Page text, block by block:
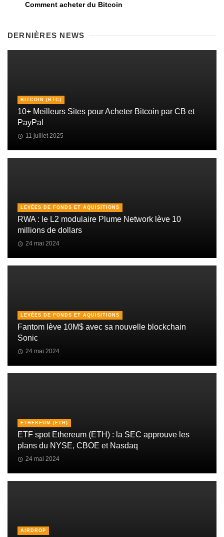
Comment acheter du Bitcoin
DERNIÈRES NEWS
BITCOIN (BTC)
10+ Meilleurs Sites pour Acheter Bitcoin par CB et
PayPal
11 juillet 2025
LEVÉES DE FONDS ET AQUISITIONS
RWA : le L2 modulaire Plume Network lève 10
millions de dollars
24 mai 2024
LEVÉES DE FONDS ET AQUISITIONS
Fantom lève 10M$ avec sa nouvelle blockchain
Sonic
24 mai 2024
ETHEREUM (ETH)
ETF spot Ethereum (ETH) : la SEC approuve les
plans du NYSE, CBOE et Nasdaq
24 mai 2024
AIRDROP